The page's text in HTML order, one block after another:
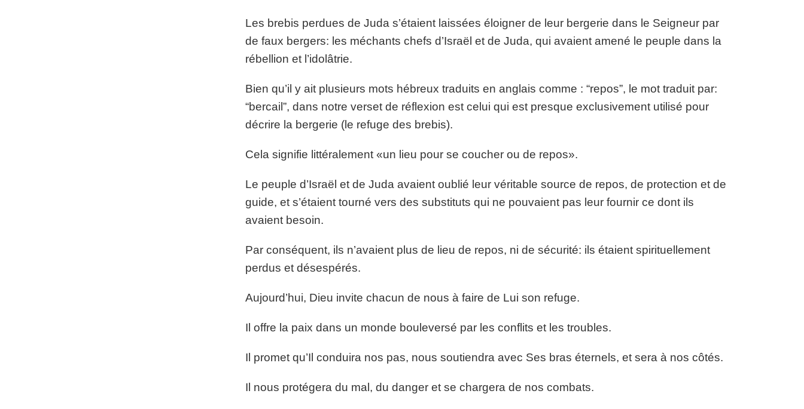
Les brebis perdues de Juda s’étaient laissées éloigner de leur bergerie dans le Seigneur par
de faux bergers: les méchants chefs d’Israël et de Juda, qui avaient amené le peuple dans la
rébellion et l’idolâtrie.
Bien qu’il y ait plusieurs mots hébreux traduits en anglais comme : “repos”, le mot traduit par:
“bercail”, dans notre verset de réflexion est celui qui est presque exclusivement utilisé pour
décrire la bergerie (le refuge des brebis).
Cela signifie littéralement «un lieu pour se coucher ou de repos».
Le peuple d’Israël et de Juda avaient oublié leur véritable source de repos, de protection et de
guide, et s’étaient tourné vers des substituts qui ne pouvaient pas leur fournir ce dont ils
avaient besoin.
Par conséquent, ils n’avaient plus de lieu de repos, ni de sécurité: ils étaient spirituellement
perdus et désespérés.
Aujourd’hui, Dieu invite chacun de nous à faire de Lui son refuge.
Il offre la paix dans un monde bouleversé par les conflits et les troubles.
Il promet qu’Il conduira nos pas, nous soutiendra avec Ses bras éternels, et sera à nos côtés.
Il nous protégera du mal, du danger et se chargera de nos combats.